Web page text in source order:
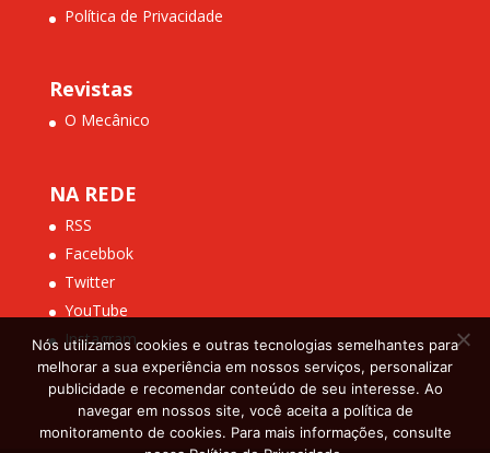
Política de Privacidade
Revistas
O Mecânico
NA REDE
RSS
Facebbok
Twitter
YouTube
Instagram
Nós utilizamos cookies e outras tecnologias semelhantes para
melhorar a sua experiência em nossos serviços, personalizar
publicidade e recomendar conteúdo de seu interesse. Ao
navegar em nossos site, você aceita a política de
monitoramento de cookies. Para mais informações, consulte